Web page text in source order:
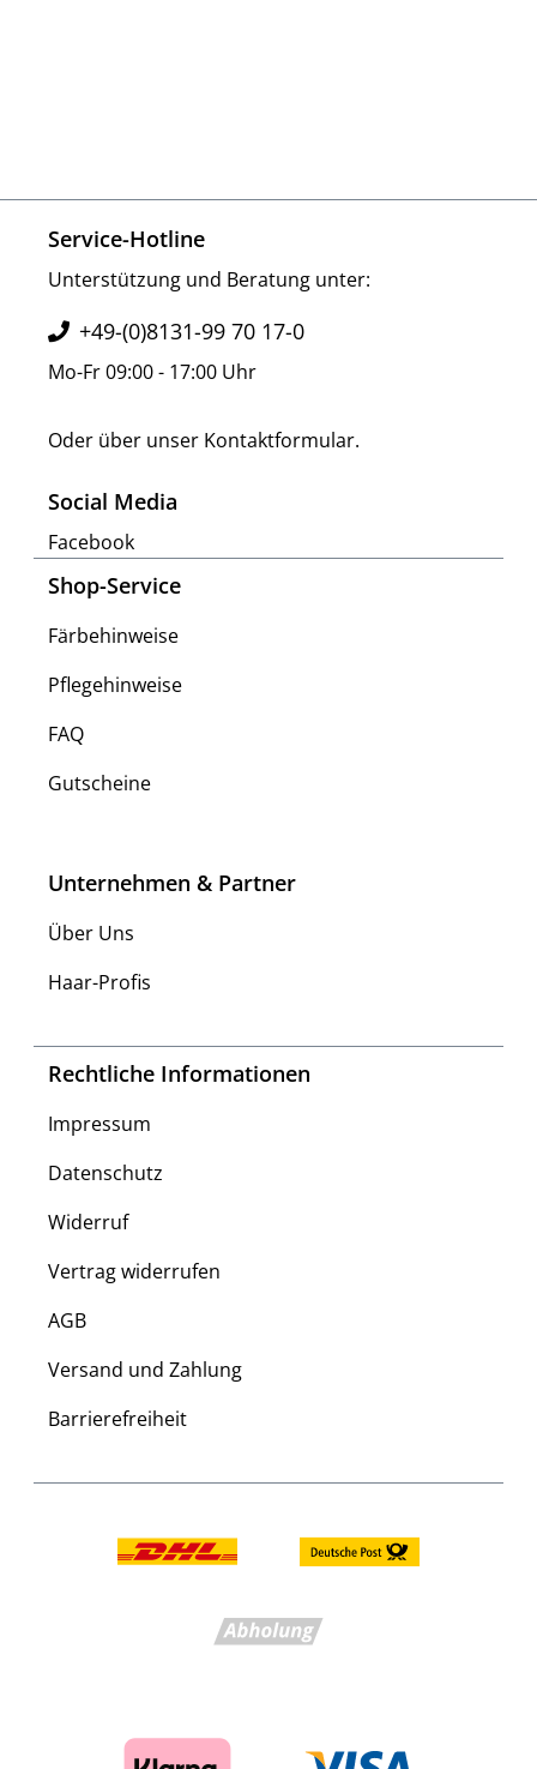
Service-Hotline
Unterstützung und Beratung unter:
+49-(0)8131-99 70 17-0
Mo-Fr 09:00 - 17:00 Uhr
Oder über unser Kontaktformular.
Social Media
Facebook
Shop-Service
Färbehinweise
Pflegehinweise
FAQ
Gutscheine
Unternehmen & Partner
Über Uns
Haar-Profis
Rechtliche Informationen
Impressum
Datenschutz
Widerruf
Vertrag widerrufen
AGB
Versand und Zahlung
Barrierefreiheit